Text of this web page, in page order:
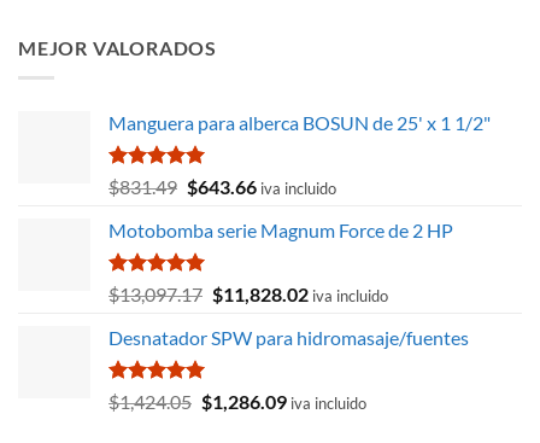
era:
es:
MEJOR VALORADOS
Manguera para alberca BOSUN de 25' x 1 1/2"
Valorado
con
de 5
$831.49 El
original
era:
$831.49.
$643.66El
actual
$643.66.
iva incluido
Motobomba serie Magnum Force de 2 HP
Valorado
con
de 5
$13,097.17 El
original
$13,097.17.
$11,828.02El
actual
$11,828.02.
iva incluido
Desnatador SPW para hidromasaje/fuentes
Valorado
con
$1,424.05 El
$1,286.09Eliva incluido